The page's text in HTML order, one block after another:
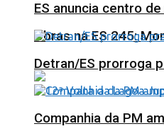
Obras na ES 245:
ES anuncia centro
Detran/ES prorroga
Companhia da PM